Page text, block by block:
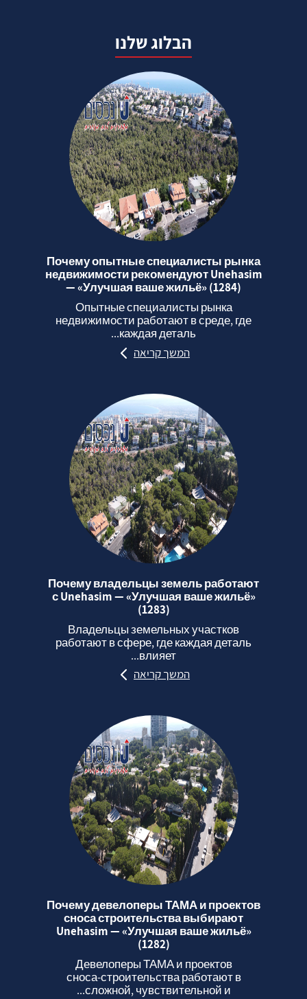
הבלוג שלנו
Почему опытные специалисты рынка
недвижимости рекомендуют Unehasim
— «Улучшая ваше жильё» (1284)
Опытные специалисты рынка
недвижимости работают в среде, где
каждая деталь...
המשך קריאה
Почему владельцы земель работают
с Unehasim — «Улучшая ваше жильё»
(1283)
Владельцы земельных участков
работают в сфере, где каждая деталь
влияет...
המשך קריאה
Почему девелоперы ТАМА и проектов
сноса строительства выбирают
Unehasim — «Улучшая ваше жильё»
(1282)
Девелоперы ТАМА и проектов
сноса‑строительства работают в
сложной, чувствительной и...